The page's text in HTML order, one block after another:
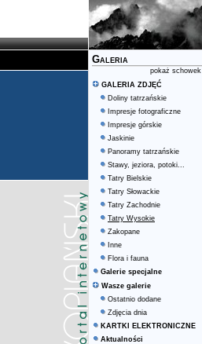
Galeria
pokaż schowek
GALERIA ZDJĘĆ
Doliny tatrzańskie
Impresje fotograficzne
Impresje górskie
Jaskinie
Panoramy tatrzańskie
Stawy, jeziora, potoki...
Tatry Bielskie
Tatry Słowackie
Tatry Zachodnie
Tatry Wysokie
Zakopane
Inne
Flora i fauna
Galerie specjalne
Wasze galerie
Ostatnio dodane
Zdjęcia dnia
KARTKI ELEKTRONICZNE
Aktualności